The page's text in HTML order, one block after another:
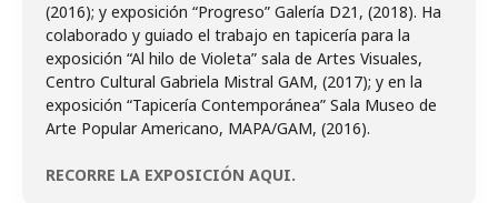
(2016); y exposición “Progreso” Galería D21, (2018). Ha
colaborado y guiado el trabajo en tapicería para la
exposición “Al hilo de Violeta” sala de Artes Visuales,
Centro Cultural Gabriela Mistral GAM, (2017); y en la
exposición “Tapicería Contemporánea” Sala Museo de
Arte Popular Americano, MAPA/GAM, (2016).
RECORRE LA EXPOSICIÓN AQUI.